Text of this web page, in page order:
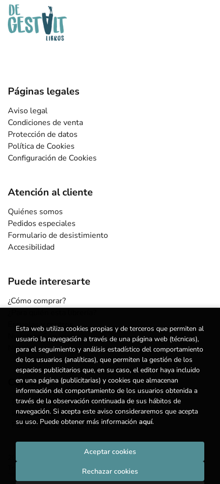
Páginas legales
Aviso legal
Condiciones de venta
Protección de datos
Política de Cookies
Configuración de Cookies
Atención al cliente
Quiénes somos
Pedidos especiales
Formulario de desistimiento
Accesibilidad
Puede interesarte
¿Cómo comprar?
Escuelas y centros
Nuestros Servicios
Noticias
Contacto
(+34) 615 55 96 54
info@degestalt.com
Formulario de contacto
2026 ©
. Todos los Derechos Reservados |
Esta web utiliza cookies propias y de terceros que permiten al
usuario la navegación a través de una página web (técnicas),
para el seguimiento y análisis estadístico del comportamiento
de los usuarios (analíticas), que permiten la gestión de los
espacios publicitarios que, en su caso, el editor haya incluido
en una página (publicitarias) y cookies que almacenan
información del comportamiento de los usuarios obtenida a
través de la observación continuada de sus hábitos de
navegación. Si acepta este aviso consideraremos que acepta
su uso. Puede obtener más información aquí.
Rechazar cookies
Aceptar cookies